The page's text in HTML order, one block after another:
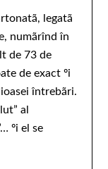
legatã
numãrînd în
de 73 de
de exact ºi
întrebãri.
al
ºi el se